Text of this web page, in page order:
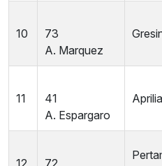
10
73
A. Marquez
11
41
A. Espargaro
12
72